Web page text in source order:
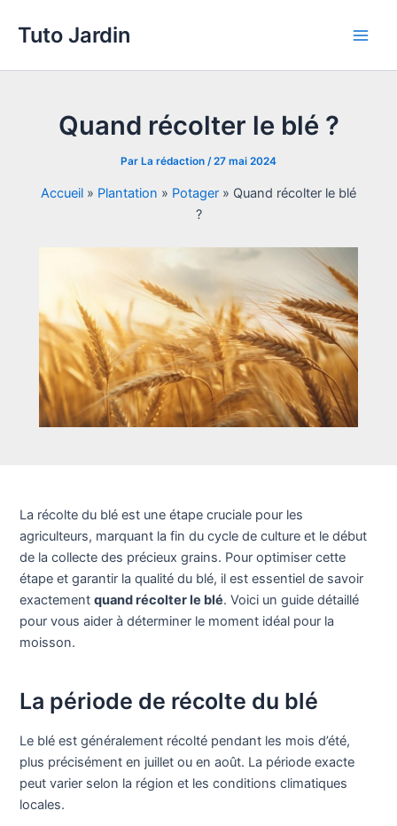
Tuto Jardin
Quand récolter le blé ?
Par La rédaction /27 mai 2024
Accueil » Plantation » Potager » Quand récolter le blé
?
La récolte du blé est une étape cruciale pour les
agriculteurs, marquant la fin du cycle de culture et le début
de la collecte des précieux grains. Pour optimiser cette
étape et garantir la qualité du blé, il est essentiel de savoir
exactementquand récolter le blé. Voici un guide détaillé
pour vous aider à déterminer le moment idéal pour la
moisson.
La période de récolte du blé
Le blé est généralement récolté pendant les mois d’été,
plus précisément en juillet ou en août. La période exacte
peut varier selon la région et les conditions climatiques
locales.